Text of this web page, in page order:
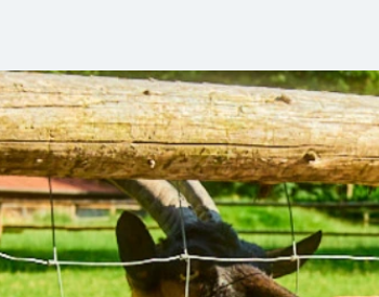
und Co. – 5
Garten und jede Menge Gleichgesinnte…